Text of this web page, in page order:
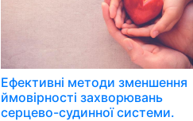
Ефективні методи зменшення
ймовірності захворювань
серцево-судинної системи.